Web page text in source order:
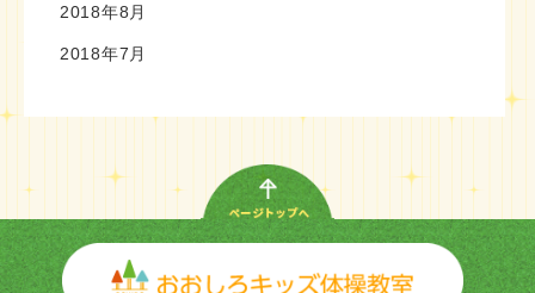
2018年8月
2018年7月